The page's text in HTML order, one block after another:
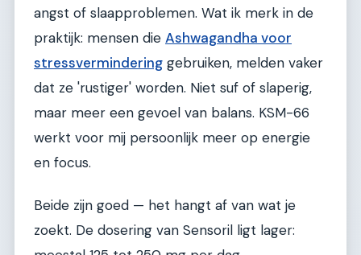
angst of slaapproblemen. Wat ik merk in de
praktijk: mensen die Ashwagandha voor
stressvermindering gebruiken, melden vaker
dat ze 'rustiger' worden. Niet suf of slaperig,
maar meer een gevoel van balans. KSM-66
werkt voor mij persoonlijk meer op energie
en focus.
Beide zijn goed — het hangt af van wat je
zoekt. De dosering van Sensoril ligt lager: